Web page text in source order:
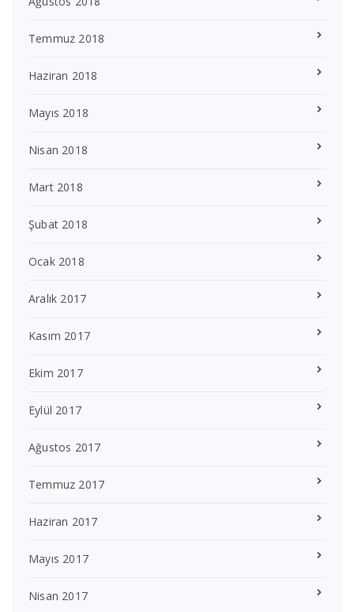
Temmuz 2018
Haziran 2018
Mayıs 2018
Nisan 2018
Mart 2018
Şubat 2018
Ocak 2018
Aralık 2017
Kasım 2017
Ekim 2017
Eylül 2017
Ağustos 2017
Temmuz 2017
Haziran 2017
Mayıs 2017
Nisan 2017